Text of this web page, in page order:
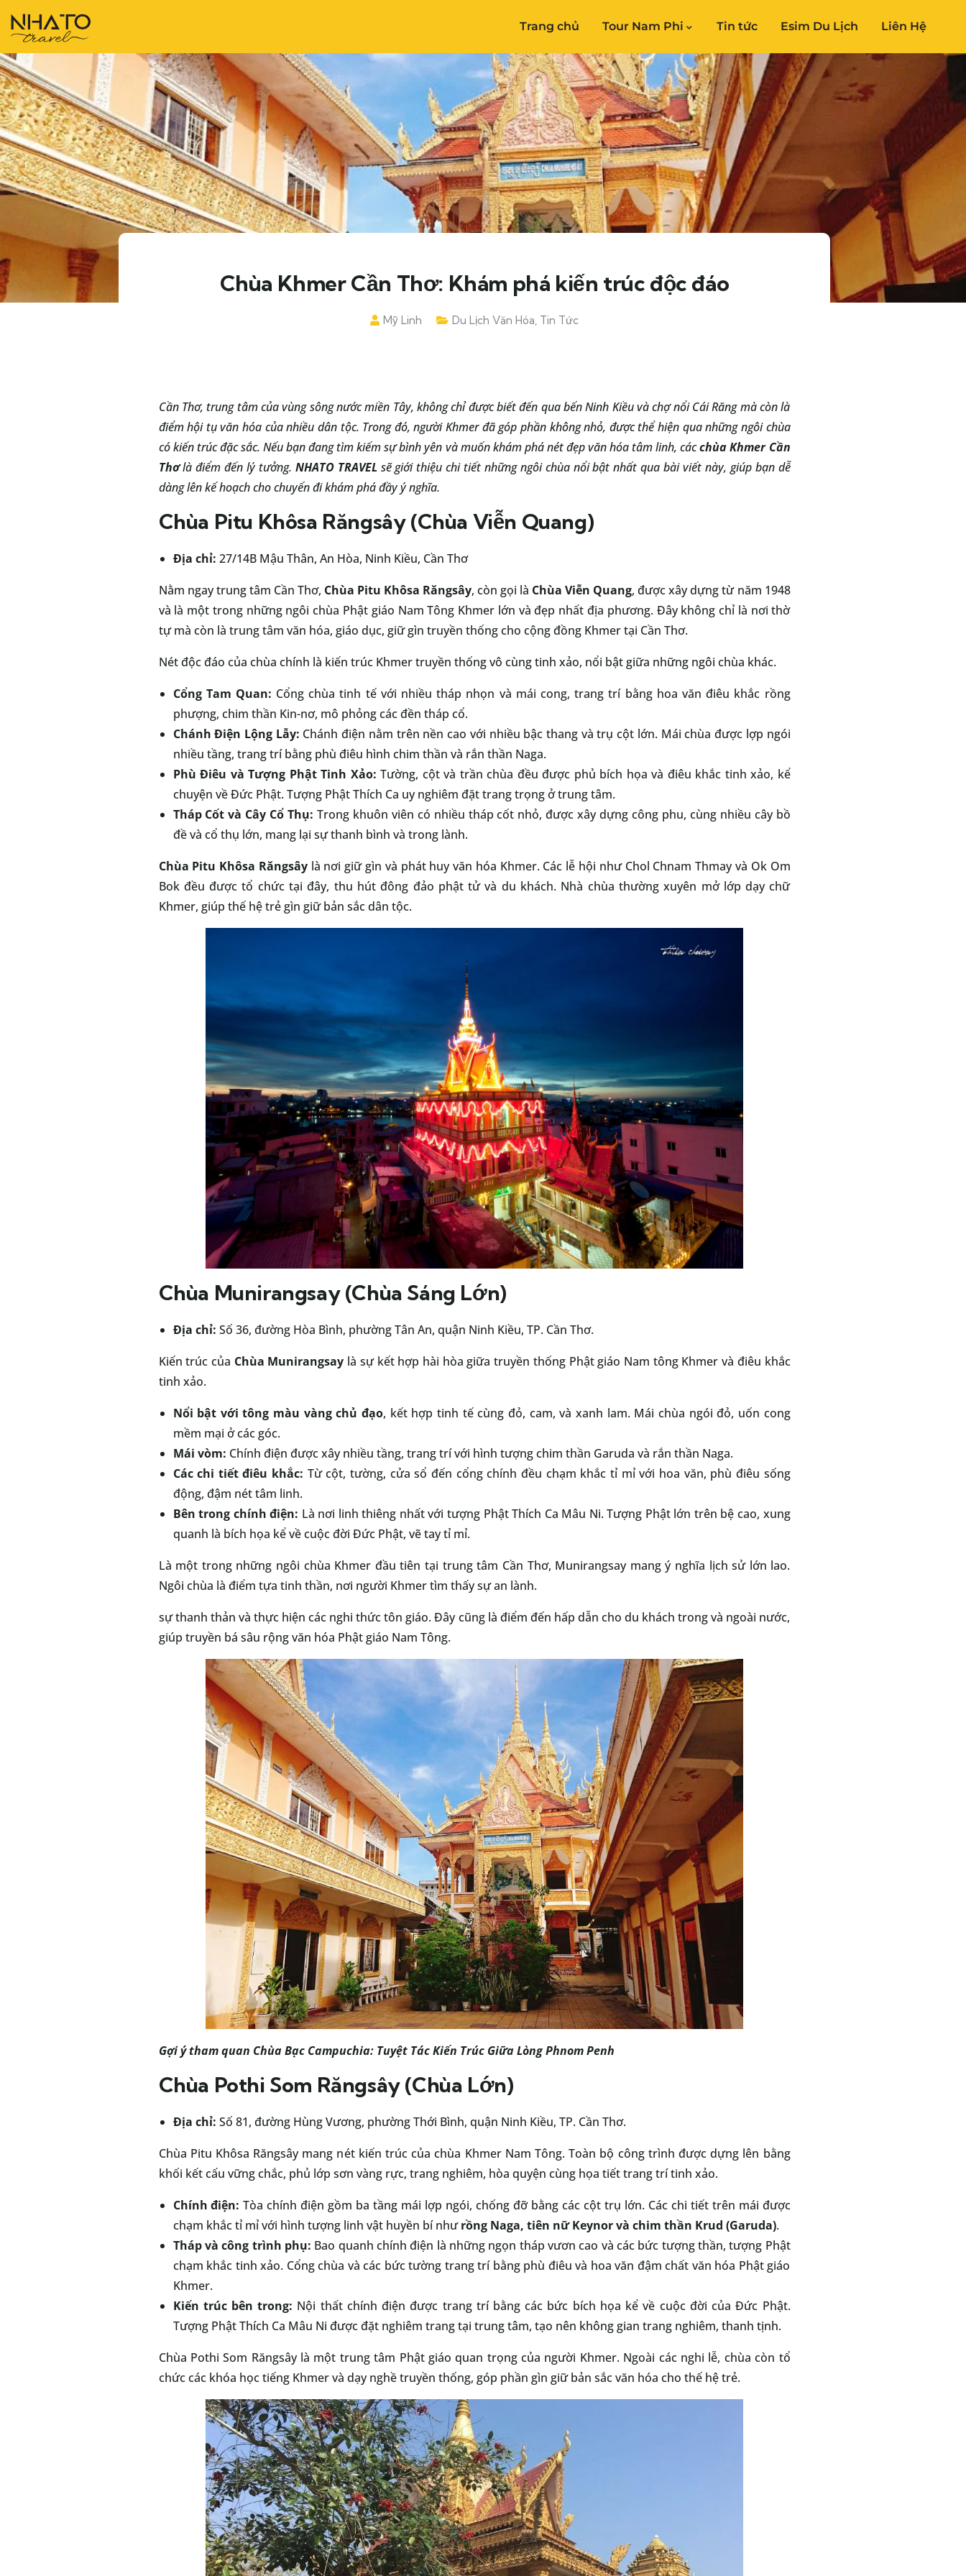
Trang chủ Tour Nam Phi Tin tức Esim Du Lịch Liên Hệ
Chùa Khmer Cần Thơ: Khám phá kiến trúc độc đáo
Mỹ Linh Du Lịch Văn Hóa, Tin Tức
Cần Thơ, trung tâm của vùng sông nước miền Tây, không chỉ được biết đến qua bến Ninh Kiều và chợ nổi Cái Răng mà còn là
điểm hội tụ văn hóa của nhiều dân tộc. Trong đó, người Khmer đã góp phần không nhỏ, được thể hiện qua những ngôi chùa
có kiến trúc đặc sắc. Nếu bạn đang tìm kiếm sự bình yên và muốn khám phá nét đẹp văn hóa tâm linh, cácchùa Khmer Cần
Thơlà điểm đến lý tưởng. NHATO TRAVELsẽ giới thiệu chi tiết những ngôi chùa nổi bật nhất qua bài viết này, giúp bạn dễ
dàng lên kế hoạch cho chuyến đi khám phá đầy ý nghĩa.
Chùa Pitu Khôsa Răngsây (Chùa Viễn Quang)
Địa chỉ: 27/14B Mậu Thân, An Hòa, Ninh Kiều, Cần Thơ
Nằm ngay trung tâm Cần Thơ, Chùa Pitu Khôsa Răngsây, còn gọi là Chùa Viễn Quang, được xây dựng từ năm 1948
và là một trong những ngôi chùa Phật giáo Nam Tông Khmer lớn và đẹp nhất địa phương. Đây không chỉ là nơi thờ
tự mà còn là trung tâm văn hóa, giáo dục, giữ gìn truyền thống cho cộng đồng Khmer tại Cần Thơ.
Nét độc đáo của chùa chính là kiến trúc Khmer truyền thống vô cùng tinh xảo, nổi bật giữa những ngôi chùa khác.
Cổng Tam Quan: Cổng chùa tinh tế với nhiều tháp nhọn và mái cong, trang trí bằng hoa văn điêu khắc rồng
phượng, chim thần Kin-nơ, mô phỏng các đền tháp cổ.
Chánh Điện Lộng Lẫy: Chánh điện nằm trên nền cao với nhiều bậc thang và trụ cột lớn. Mái chùa được lợp ngói
nhiều tầng, trang trí bằng phù điêu hình chim thần và rắn thần Naga.
Phù Điêu và Tượng Phật Tinh Xảo: Tường, cột và trần chùa đều được phủ bích họa và điêu khắc tinh xảo, kể
chuyện về Đức Phật. Tượng Phật Thích Ca uy nghiêm đặt trang trọng ở trung tâm.
Tháp Cốt và Cây Cổ Thụ: Trong khuôn viên có nhiều tháp cốt nhỏ, được xây dựng công phu, cùng nhiều cây bồ
đề và cổ thụ lớn, mang lại sự thanh bình và trong lành.
Chùa Pitu Khôsa Răngsâylà nơi giữ gìn và phát huy văn hóa Khmer. Các lễ hội như Chol Chnam Thmay và Ok Om
Bok đều được tổ chức tại đây, thu hút đông đảo phật tử và du khách. Nhà chùa thường xuyên mở lớp dạy chữ
Khmer, giúp thế hệ trẻ gìn giữ bản sắc dân tộc.
Chùa Munirangsay (Chùa Sáng Lớn)
Địa chỉ: Số 36, đường Hòa Bình, phường Tân An, quận Ninh Kiều, TP. Cần Thơ.
Kiến trúc của Chùa Munirangsay là sự kết hợp hài hòa giữa truyền thống Phật giáo Nam tông Khmer và điêu khắc
tinh xảo.
Nổi bật với tông màu vàng chủ đạo, kết hợp tinh tế cùng đỏ, cam, và xanh lam. Mái chùa ngói đỏ, uốn cong
mềm mại ở các góc.
Mái vòm: Chính điện được xây nhiều tầng, trang trí với hình tượng chim thần Garuda và rắn thần Naga.
Các chi tiết điêu khắc: Từ cột, tường, cửa sổ đến cổng chính đều chạm khắc tỉ mỉ với hoa văn, phù điêu sống
động, đậm nét tâm linh.
Bên trong chính điện: Là nơi linh thiêng nhất với tượng Phật Thích Ca Mâu Ni. Tượng Phật lớn trên bệ cao, xung
quanh là bích họa kể về cuộc đời Đức Phật, vẽ tay tỉ mỉ.
Là một trong những ngôi chùa Khmer đầu tiên tại trung tâm Cần Thơ, Munirangsay mang ý nghĩa lịch sử lớn lao.
Ngôi chùa là điểm tựa tinh thần, nơi người Khmer tìm thấy sự an lành.
sự thanh thản và thực hiện các nghi thức tôn giáo. Đây cũng là điểm đến hấp dẫn cho du khách trong và ngoài nước,
giúp truyền bá sâu rộng văn hóa Phật giáo Nam Tông.
Gợi ý tham quan Chùa Bạc Campuchia: Tuyệt Tác Kiến Trúc Giữa Lòng Phnom Penh
Chùa Pothi Som Răngsây (Chùa Lớn)
Địa chỉ: Số 81, đường Hùng Vương, phường Thới Bình, quận Ninh Kiều, TP. Cần Thơ.
Chùa Pitu Khôsa Răngsây mang nét kiến trúc của chùa Khmer Nam Tông. Toàn bộ công trình được dựng lên bằng
khối kết cấu vững chắc, phủ lớp sơn vàng rực, trang nghiêm, hòa quyện cùng họa tiết trang trí tinh xảo.
Chính điện: Tòa chính điện gồm ba tầng mái lợp ngói, chống đỡ bằng các cột trụ lớn. Các chi tiết trên mái được
chạm khắc tỉ mỉ với hình tượng linh vật huyền bí nhưrồng Naga, tiên nữ Keynor và chim thần Krud (Garuda).
Tháp và công trình phụ: Bao quanh chính điện là những ngọn tháp vươn cao và các bức tượng thần, tượng Phật
chạm khắc tinh xảo. Cổng chùa và các bức tường trang trí bằng phù điêu và hoa văn đậm chất văn hóa Phật giáo
Khmer.
Kiến trúc bên trong: Nội thất chính điện được trang trí bằng các bức bích họa kể về cuộc đời của Đức Phật.
Tượng Phật Thích Ca Mâu Ni được đặt nghiêm trang tại trung tâm, tạo nên không gian trang nghiêm, thanh tịnh.
Chùa Pothi Som Răngsây là một trung tâm Phật giáo quan trọng của người Khmer. Ngoài các nghi lễ, chùa còn tổ
chức các khóa học tiếng Khmer và dạy nghề truyền thống, góp phần gìn giữ bản sắc văn hóa cho thế hệ trẻ.